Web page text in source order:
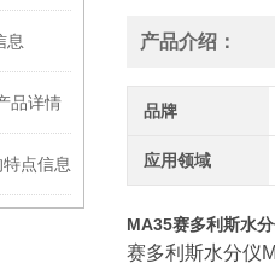
息
品详情
点信息
产品介绍：
品牌
应用领域
MA35赛多利斯水
赛多利斯水分仪